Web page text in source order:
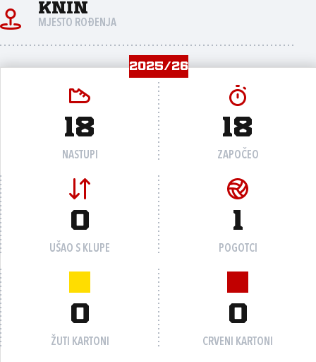
Knin
MJESTO ROĐENJA
2025/26
18
NASTUPI
18
ZAPOČEO
0
UŠAO S KLUPE
1
POGOTCI
0
ŽUTI KARTONI
0
CRVENI KARTONI